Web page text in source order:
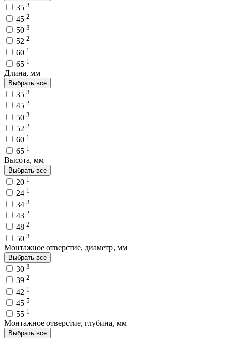
35 3
45 2
50 3
52 2
60 1
65 1
Длина, мм
Выбрать все
35 3
45 2
50 3
52 2
60 1
65 1
Высота, мм
Выбрать все
20 1
24 1
34 3
43 2
48 2
50 3
Монтажное отверстие, диаметр, мм
Выбрать все
30 3
39 2
42 1
45 5
55 1
Монтажное отверстие, глубина, мм
Выбрать все